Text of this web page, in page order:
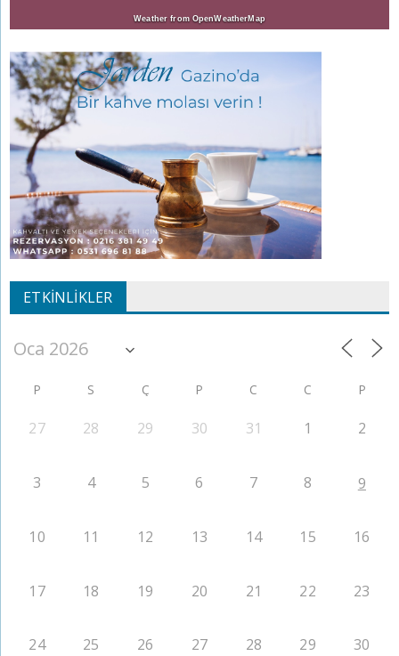
Weather from OpenWeatherMap
ETKINLIKLER
P S Ç P C C P
27 28 29 30 31 1 2
3 4 5 6 7 8 9
10 11 12 13 14 15 16
17 18 19 20 21 22 23
24 25 26 27 28 29 30